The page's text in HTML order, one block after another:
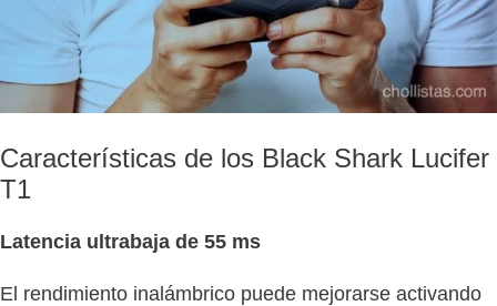
Características de los Black Shark Lucifer
T1
Latencia ultrabaja de 55 ms
El rendimiento inalámbrico puede mejorarse activando